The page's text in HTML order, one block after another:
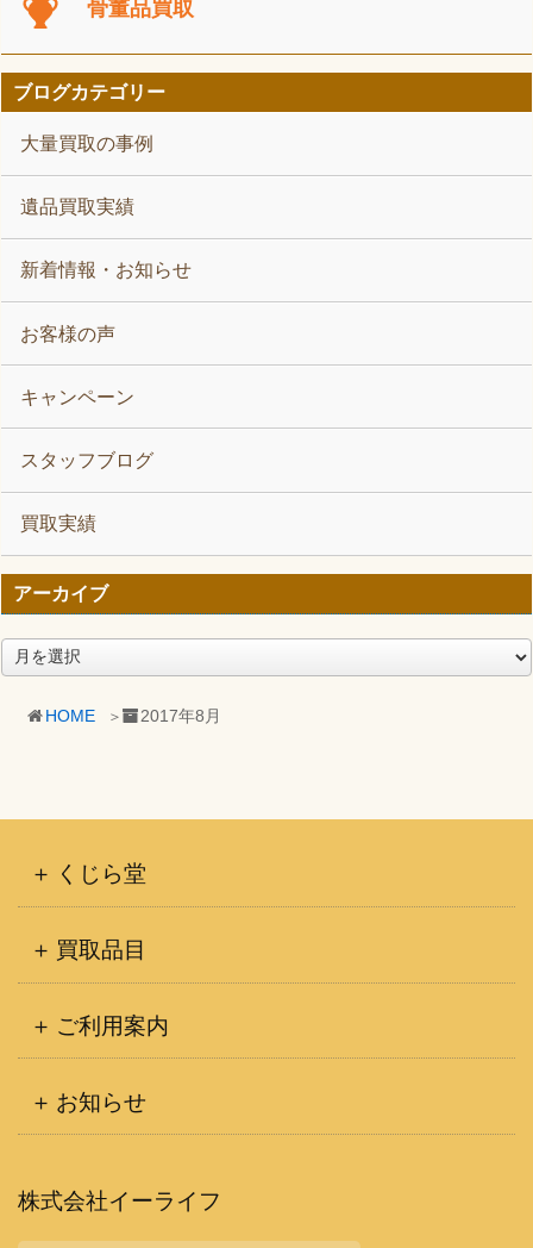
HOME 2017年8月
骨董品買取
ブログカテゴリー
大量買取の事例
遺品買取実績
新着情報・お知らせ
お客様の声
キャンペーン
スタッフブログ
買取実績
アーカイブ
ア
ー
くじら堂
買取品目
ご利用案内
お知らせ
株式会社イーライフ